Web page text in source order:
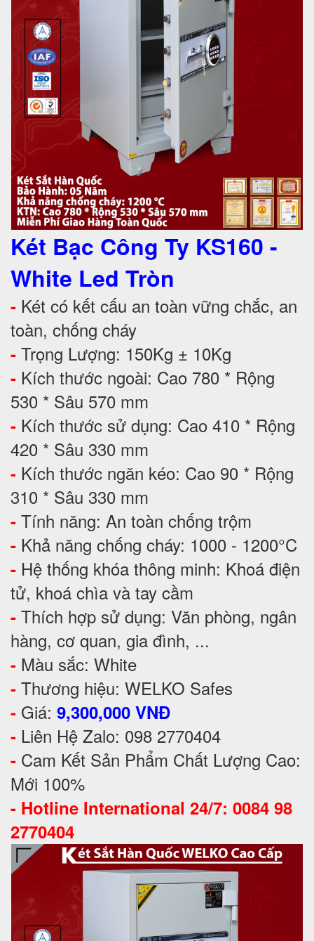
Két Bạc Công Ty KS160 -
White Led Tròn
- Két có kết cấu an toàn vững chắc, an
toàn, chống cháy
- Trọng Lượng: 150Kg ± 10Kg
- Kích thước ngoài: Cao 780 * Rộng
530 * Sâu 570 mm
- Kích thước sử dụng: Cao 410 * Rộng
420 * Sâu 330 mm
- Kích thước ngăn kéo: Cao 90 * Rộng
310 * Sâu 330 mm
- Tính năng: An toàn chống trộm
- Khả năng chống cháy: 1000 - 1200°C
- Hệ thống khóa thông minh: Khoá điện
tử, khoá chìa và tay cầm
- Thích hợp sử dụng: Văn phòng, ngân
hàng, cơ quan, gia đình, ...
- Màu sắc: White
- Thương hiệu: WELKO Safes
- Giá: 9,300,000 VNĐ
- Liên Hệ Zalo: 098 2770404
- Cam Kết Sản Phẩm Chất Lượng Cao:
Mới 100%
- Hotline International 24/7: 0084 98
2770404